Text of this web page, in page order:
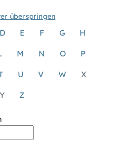
überspringen
D E F G H
M N O P
U V W X
Y Z